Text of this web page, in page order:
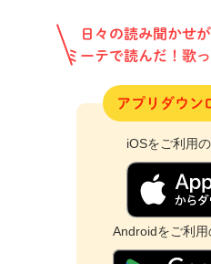
日々の読み聞かせ
ミーテで読んだ！歌
アプリダウン
iOSをご利用
Androidをご利用